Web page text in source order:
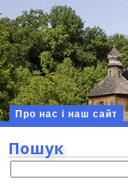
Про нас і наш сайт
Пошук